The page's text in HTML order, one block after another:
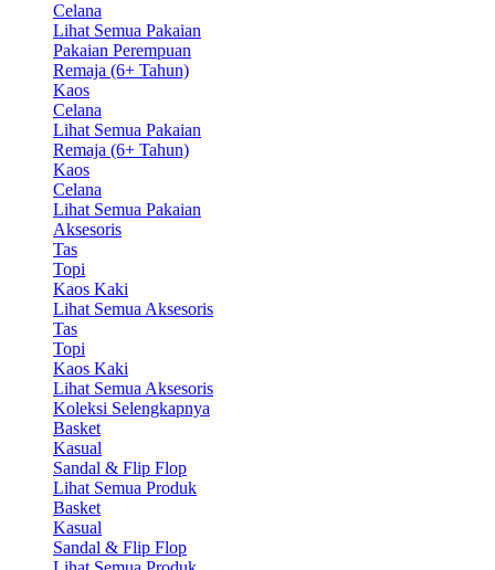
Celana
Lihat Semua Pakaian
Pakaian Perempuan
Remaja (6+ Tahun)
Kaos
Celana
Lihat Semua Pakaian
Remaja (6+ Tahun)
Kaos
Celana
Lihat Semua Pakaian
Aksesoris
Tas
Topi
Kaos Kaki
Lihat Semua Aksesoris
Tas
Topi
Kaos Kaki
Lihat Semua Aksesoris
Koleksi Selengkapnya
Basket
Kasual
Sandal & Flip Flop
Lihat Semua Produk
Basket
Kasual
Sandal & Flip Flop